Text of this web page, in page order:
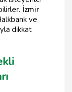
İzmir
ve
dikkat